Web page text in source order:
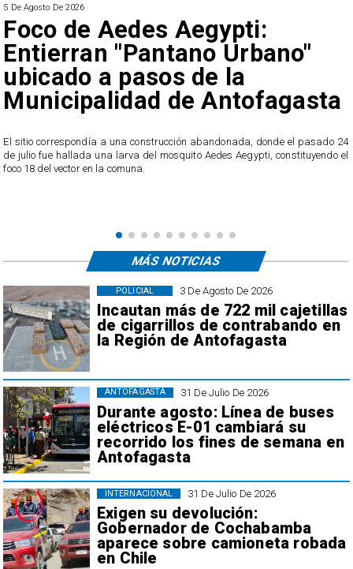
5 De Agosto De 2026
Foco de Aedes Aegypti:
Entierran "Pantano Urbano"
ubicado a pasos de la
Municipalidad de Antofagasta
El sitio correspondía a una construcción abandonada, donde el pasado 24
de julio fue hallada una larva del mosquito Aedes Aegypti, constituyendo el
foco 18 del vector en la comuna.
3 De Agosto De 2026
Incautan más de 722 mil cajetillas
de cigarrillos de contrabando en
la Región de Antofagasta
POLICIAL
31 De Julio De 2026
Durante agosto: Línea de buses
eléctricos E-01 cambiará su
recorrido los fines de semana en
Antofagasta
ANTOFAGASTA
31 De Julio De 2026
Exigen su devolución:
Gobernador de Cochabamba
aparece sobre camioneta robada
en Chile
INTERNACIONAL
MÁS NOTICIAS